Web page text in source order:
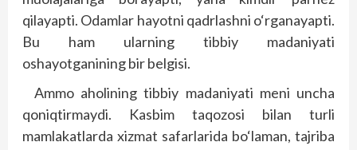
qilayapti. Odamlar hayotni qadrlashni o‘rganayapti.
Bu ham ularning tibbiy madaniyati
oshayotganining bir belgisi.
Ammo aholining tibbiy madaniyati meni uncha
qoniqtirmaydi. Kasbim taqozosi bilan turli
mamlakatlarda xizmat safarlarida bo‘laman, tajriba